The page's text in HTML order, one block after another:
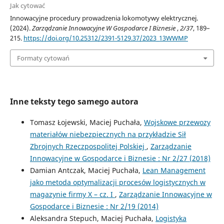
Jak cytować
Innowacyjne procedury prowadzenia lokomotywy elektrycznej.
(2024).Zarządzanie Innowacyjne W Gospodarce I Biznesie,2/37, 189–
215. https://doi.org/10.25312/2391-5129.37/2023_13WWMP
Formaty cytowań
Inne teksty tego samego autora
Tomasz Łojewski, Maciej Puchała, Wojskowe przewozy
materiałów niebezpiecznych na przykładzie Sił
Zbrojnych Rzeczpospolitej Polskiej , Zarządzanie
Innowacyjne w Gospodarce i Biznesie : Nr 2/27 (2018)
Damian Antczak, Maciej Puchała, Lean Management
jako metoda optymalizacji procesów logistycznych w
magazynie firmy X – cz. I , Zarządzanie Innowacyjne w
Gospodarce i Biznesie : Nr 2/19 (2014)
Aleksandra Stepuch, Maciej Puchała, Logistyka